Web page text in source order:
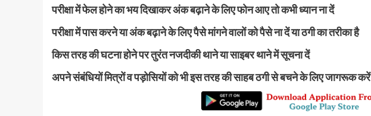
परीक्षा में फेल होने का भय दिखाकर अंक बढ़ाने के लिए फोन आए तो कभी ध्यान ना दें
परीक्षा में पास करने या अंक बढ़ाने के लिए पैसे मांगने वालों को पैसे ना दें या ठगी का तरीका है
किस तरह की घटना होने पर तुरंत नजदीकी थाने या साइबर थाने में सूचना दें
अपने संबंधियों मित्रों व पड़ोसियों को भी इस तरह की साहब ठगी से बचने के लिए जागरूक करें